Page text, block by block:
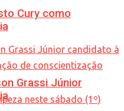
Cury como
Grassi Júnior